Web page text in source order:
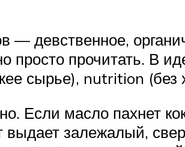
— девственное,
просто прочитать. В
сырье), nutrition (без
Если масло пахнет
залежалый,